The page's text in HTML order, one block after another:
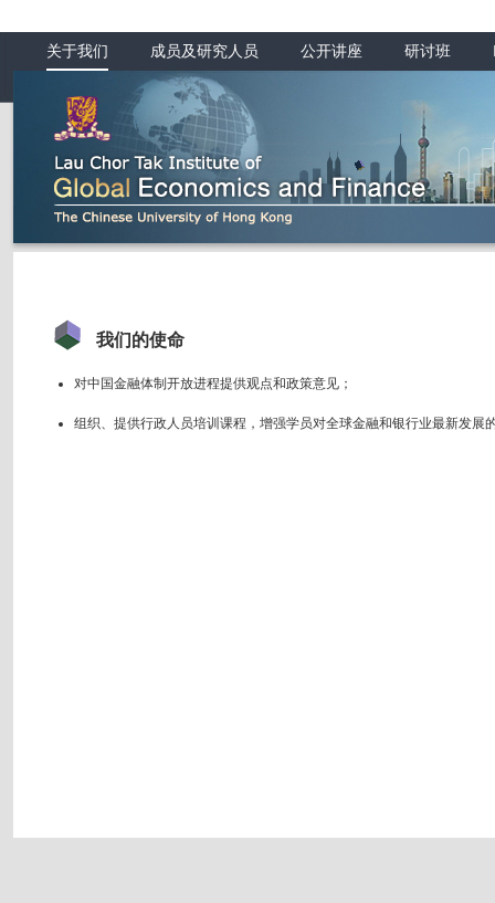
关于我们 成员及研究人员 公开讲座 研讨班
我们的使命
对中国金融体制开放进程提供观点和政策意见；
组织、提供行政人员培训课程，增强学员对全球金融和银行业最新发展